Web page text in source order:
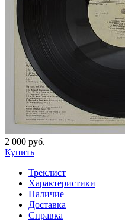
2 000 руб.
Купить
Треклист
Характеристики
Наличие
Доставка
Справка